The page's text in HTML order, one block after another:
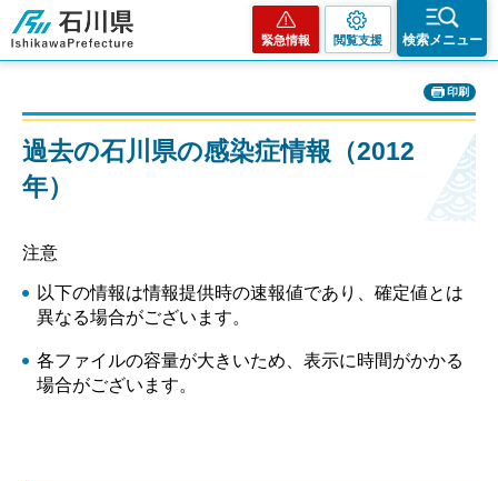
石川県
緊急情報 閲覧支援 検索メニュー
印刷
過去の石川県の感染症情報（2012
年）
注意
以下の情報は情報提供時の速報値であり、確定値とは
異なる場合がございます。
各ファイルの容量が大きいため、表示に時間がかかる
場合がございます。